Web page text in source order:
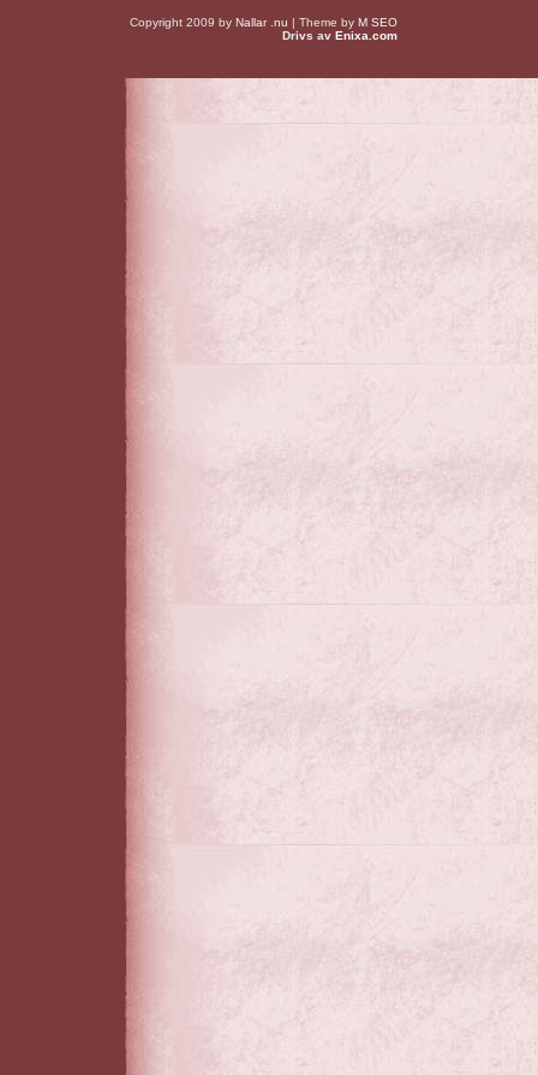
Copyright 2009 by Nallar .nu | Theme by M SEO
Drivs av Enixa.com